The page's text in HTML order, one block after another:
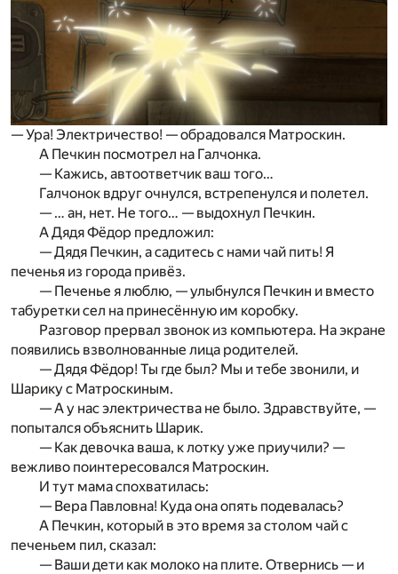
— Ура! Электричество! — обрадовался Матроскин.
А Печкин посмотрел на Галчонка.
— Кажись, автоответчик ваш того…
Галчонок вдруг очнулся, встрепенулся и полетел.
— … ан, нет. Не того… — выдохнул Печкин.
А Дядя Фёдор предложил:
— Дядя Печкин, а садитесь с нами чай пить! Я
печенья из города привёз.
— Печенье я люблю, — улыбнулся Печкин и вместо
табуретки сел на принесённую им коробку.
Разговор прервал звонок из компьютера. На экране
появились взволнованные лица родителей.
— Дядя Фёдор! Ты где был? Мы и тебе звонили, и
Шарику с Матроскиным.
— А у нас электричества не было. Здравствуйте, —
попытался объяснить Шарик.
— Как девочка ваша, к лотку уже приучили? —
вежливо поинтересовался Матроскин.
И тут мама спохватилась:
— Вера Павловна! Куда она опять подевалась?
А Печкин, который в это время за столом чай с
печеньем пил, сказал:
— Ваши дети как молоко на плите. Отвернись — и